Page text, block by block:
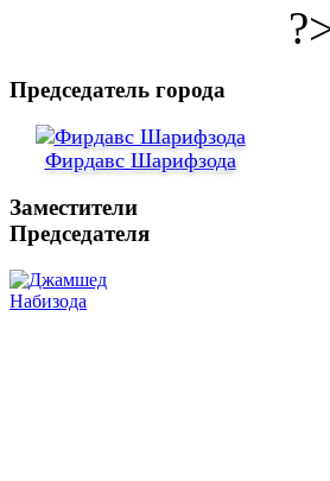
Председатель города
Фирдавс Шарифзода
Заместители
Председателя